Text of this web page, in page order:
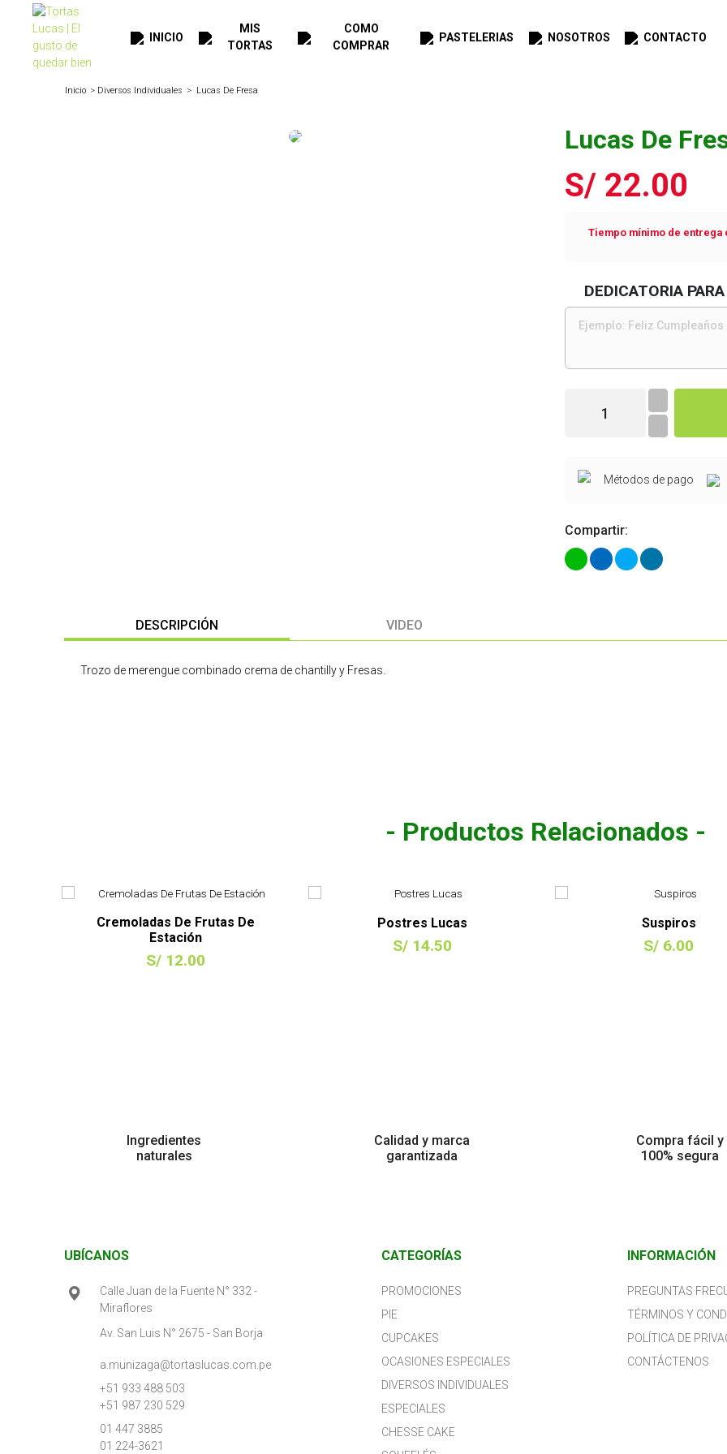
INICIO
MIS
TORTAS
COMO
COMPRAR
PASTELERIAS NOSOTROS CONTACTO
Inicio Diversos Individuales Lucas De Fresa
Lucas De
S/ 22.00
Tiempo mínimo de entrega
DEDICATORIA
Métodos de pago
Compartir:
DESCRIPCIÓN VIDEO
Trozo de merengue combinado crema de chantilly y Fresas.
- Productos Relacionados -
COMPRAR
Cremoladas De Frutas De
Estación
S/ 12.00
Postres Lucas
S/ 14.50
Suspiros
S/ 6.00
Ingredientes
naturales
Calidad y marca
garantizada
Compra fácil y
100% segura
UBÍCANOS
Calle Juan de la Fuente N° 332 -
Miraflores
Av. San Luis N° 2675 - San Borja
a.munizaga@tortaslucas.com.pe
+51 933 488 503
+51 987 230 529
01 447 3885
01 224-3621
CATEGORÍAS
PROMOCIONES
PIE
CUPCAKES
OCASIONES ESPECIALES
DIVERSOS INDIVIDUALES
ESPECIALES
CHESSE CAKE
INFORMACIÓN
PREGUNTAS
TÉRMINOS Y
POLÍTICA DE
CONTÁCTENOS